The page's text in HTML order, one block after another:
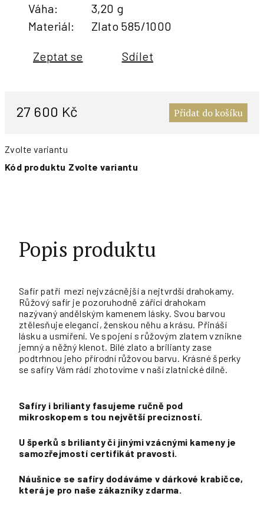
27 600 Kč Přidat do košíku
Zvolte variantu
Kód produktu Zvolte variantu
Váha:
3,20 g
Materiál: Zlato 585/1000
Zeptat se Sdílet
Popis produktu
Safír patří mezi nejvzácnější a nejtvrdší drahokamy.
Růžový safír je pozoruhodně zářící drahokam
nazývaný andělským kamenem lásky. Svou barvou
ztělesňuje eleganci, ženskou něhu a krásu. Přináší
lásku a usmíření. Ve spojení s růžovým zlatem vznikne
jemný a něžný klenot. Bílé zlato a brilianty zase
podtrhnou jeho přírodní růžovou barvu. Krásné šperky
se safíry Vám rádi zhotovíme v naší zlatnické dílně.
Safíry i brilianty fasujeme ručně pod
mikroskopem s tou největší precizností.
U šperků s brilianty či jinými vzácnými kameny je
samozřejmostí certifikát pravosti.
Náušnice se safíry dodáváme v dárkové krabičce,
která je pro naše zákazníky zdarma.